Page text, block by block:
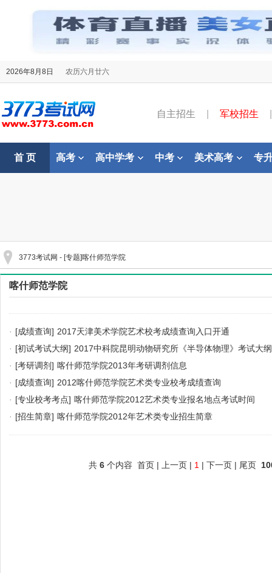
2026年8月8日 农历六月廿六
自主招生 军校招生
首 页 高考 高中学考 中考 美术高考 专
3773考试网 - [专题]喀什师范学院
喀什师范学院
· [成绩查询] 2017天津美术学院艺术校考成绩查询入口开通
· [初试考试大纲] 2017中科院昆明动物研究所《半导体物理》考试大纲
· [考研调剂] 喀什师范学院2013年考研调剂信息
· [成绩查询] 2012喀什师范学院艺术类专业校考成绩查询
· [专业校考考点] 喀什师范学院2012艺术类专业报名地点考试时间
· [招生简章] 喀什师范学院2012年艺术类专业招生简章
共 6 个内容 首页 | 上一页 | 1 | 下一页 | 尾页